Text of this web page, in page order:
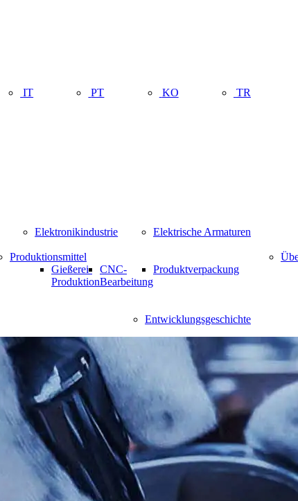
IT PT KO TR
Elektronikindustrie
Elektrische Armaturen
Produktionsmittel
Gießerei-
Produktion
CNC-
Bearbeitung
Produktverpackung
Entwicklungsgeschichte